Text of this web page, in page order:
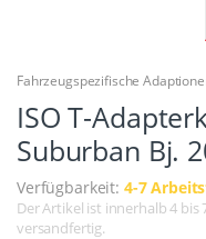
Fahrzeugspezifische
ISO T-
Suburban Bj.
Verfügbarkeit: 4-7
Der Artikel ist innerhalb 4 bis
versandfertig.